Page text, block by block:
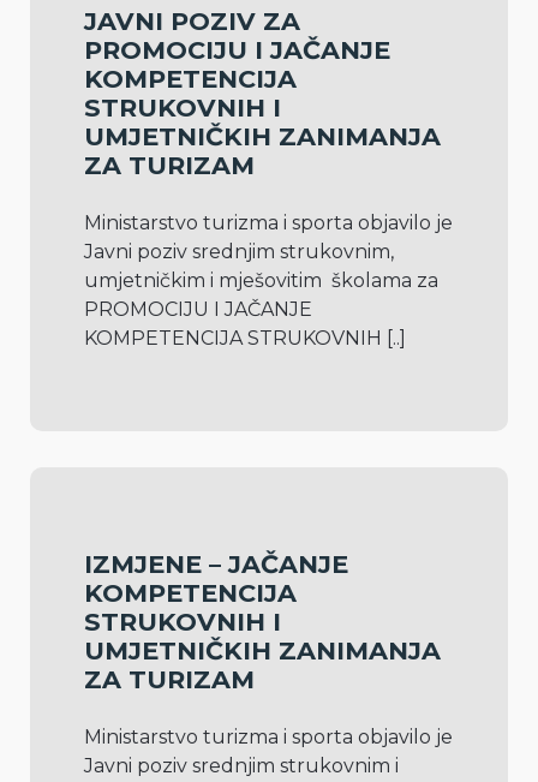
JAVNI POZIV ZA
PROMOCIJU I JAČANJE
KOMPETENCIJA
STRUKOVNIH I
UMJETNIČKIH ZANIMANJA
ZA TURIZAM
Ministarstvo turizma i sporta objavilo je
Javni poziv srednjim strukovnim,
umjetničkim i mješovitim  školama za
PROMOCIJU I JAČANJE
KOMPETENCIJA STRUKOVNIH [..]
IZMJENE – JAČANJE
KOMPETENCIJA
STRUKOVNIH I
UMJETNIČKIH ZANIMANJA
ZA TURIZAM
Ministarstvo turizma i sporta objavilo je
Javni poziv srednjim strukovnim i